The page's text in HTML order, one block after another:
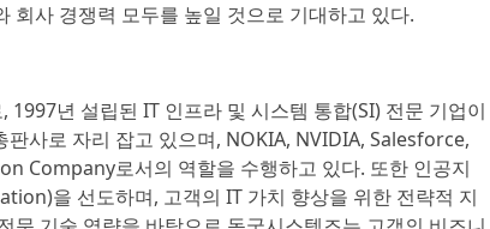
회사 경쟁력 모두를 높일 것으로 기대하고 있다.
년 설립된 IT 인프라 및 시스템 통합(SI) 전문 기업이
사로 자리 잡고 있으며, NOKIA, NVIDIA, Salesforce,
Company로서의 역할을 수행하고 있다. 또한 인공지
을 선도하며, 고객의 IT 가치 향상을 위한 전략적 지